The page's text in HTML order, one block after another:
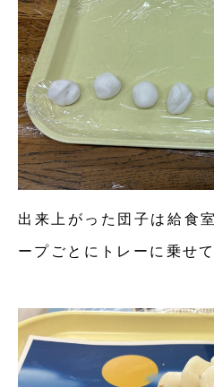
出来上がった団子は給食
ープごとにトレーに乗せ